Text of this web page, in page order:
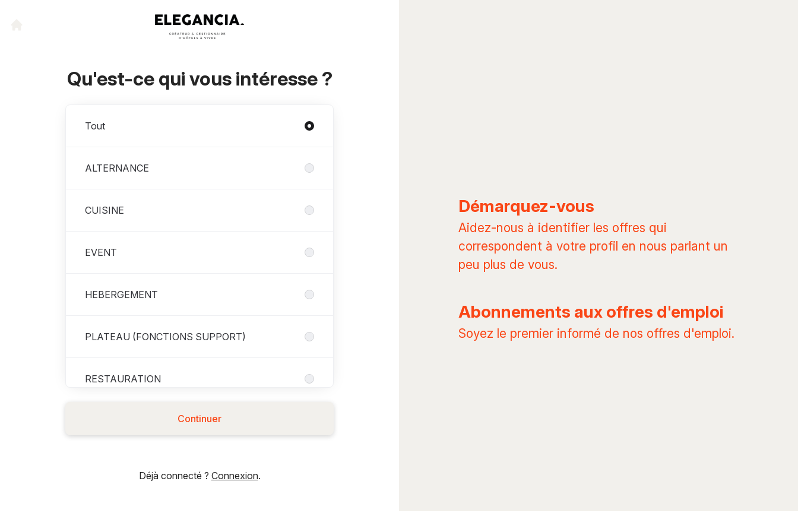
Qu'est-ce qui vous intéresse ?
Tout
ALTERNANCE
CUISINE
EVENT
HEBERGEMENT
PLATEAU (FONCTIONS SUPPORT)
RESTAURATION
Continuer
Déjà connecté ? Connexion.
Démarquez-vous
Aidez-nous à identifier les offres qui
correspondent à votre profil en nous parlant un
peu plus de vous.
Abonnements aux offres d'emploi
Soyez le premier informé de nos offres d'emploi.